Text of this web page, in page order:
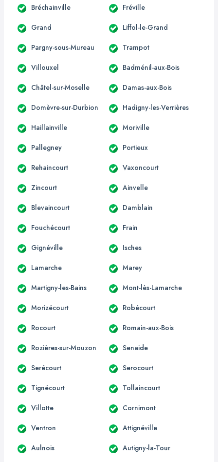
Bréchainville Fréville
Grand Liffol-le-Grand
Pargny-sous-Mureau Trampot
Villouxel Badménil-aux-Bois
Châtel-sur-Moselle Damas-aux-Bois
Domèvre-sur-Durbion Hadigny-les-Verrières
Haillainville Moriville
Pallegney Portieux
Rehaincourt Vaxoncourt
Zincourt Ainvelle
Blevaincourt Damblain
Fouchécourt Frain
Gignéville Isches
Lamarche Marey
Martigny-les-Bains Mont-lès-Lamarche
Morizécourt Robécourt
Rocourt Romain-aux-Bois
Rozières-sur-Mouzon Senaide
Serécourt Serocourt
Tignécourt Tollaincourt
Villotte Cornimont
Ventron Attignéville
Aulnois Autigny-la-Tour